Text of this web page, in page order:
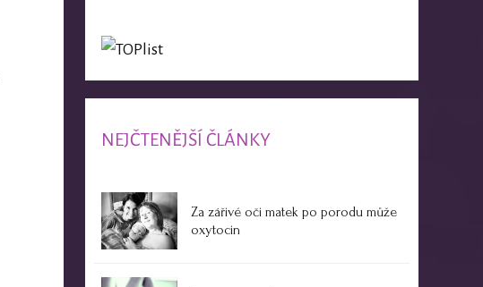
NEJČTENĚJŠÍ ČLÁNKY
Za zářivé oči matek po porodu může
oxytocin